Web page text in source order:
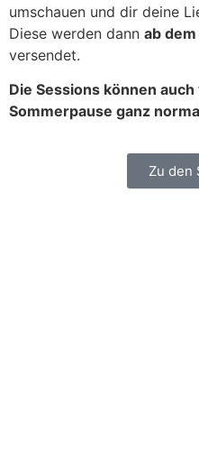
umschauen und dir deine
Diese werden dann ab
versendet.
Die Sessions können
Sommerpause ganz
Zu den